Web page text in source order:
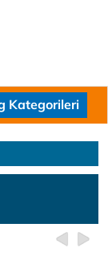
Kategorileri